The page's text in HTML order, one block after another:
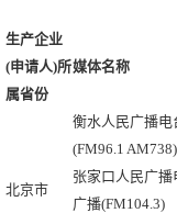
生产企业
(申请人)所
属省份
媒体名称
北京市
衡水人民广播电
(FM96.1 AM738)
张家口人民广
广播(FM104.3)